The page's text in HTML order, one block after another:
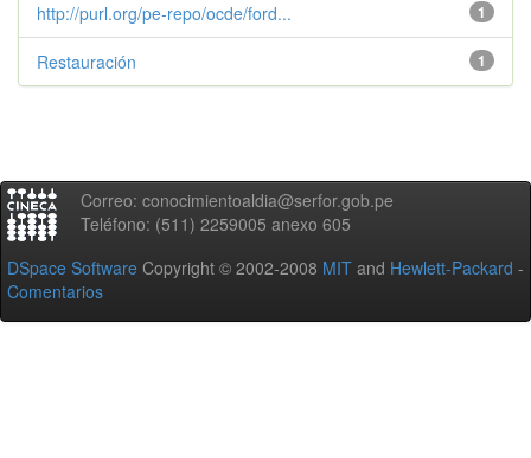
1
http://purl.org/pe-repo/ocde/ford...
1
Restauración
Correo: conocimientoaldia@serfor.gob.pe
Teléfono: (511) 2259005 anexo 605
DSpace Software Copyright © 2002-2008 MIT and Hewlett-Packard -
Comentarios